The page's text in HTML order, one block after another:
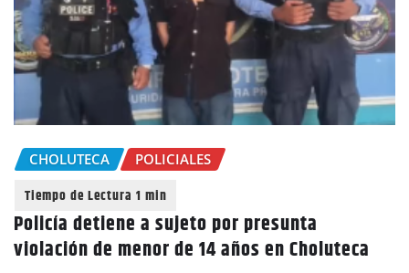
CHOLUTECA POLICIALES
Policía detiene a sujeto por presunta
violación de menor de 14 años en Choluteca